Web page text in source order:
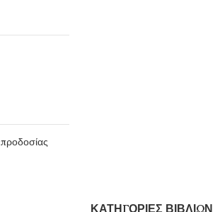
ΚΑΤΗΓΟΡΙΕΣ ΒΙΒΛΙΩΝ